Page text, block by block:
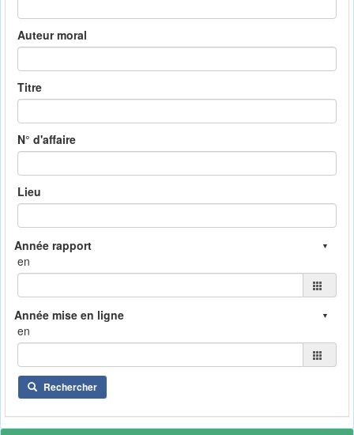
Auteur moral
Titre
N° d'affaire
Lieu
en
en
Rechercher